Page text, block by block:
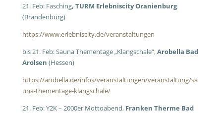
21. Feb: Fasching, TURM Erlebniscity Oranienburg
(Brandenburg)
https://www.erlebniscity.de/veranstaltungen
bis 21. Feb: Sauna Thementage „Klangschale“,Arobella Bad
Arolsen (Hessen)
https://arobella.de/infos/veranstaltungen/veranstaltung/sa
una-thementage-klangschale/
21. Feb: Y2K – 2000er Mottoabend, Franken Therme Bad